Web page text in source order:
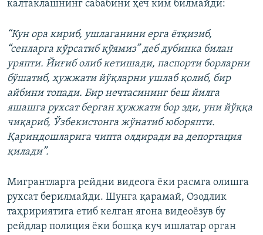
калтаклашнинг сабабини ҳеч ким билмайди:
“Кун ора кириб, ушлаганини ерга ётқизиб,
“сенларга кўрсатиб қўямиз” деб дубинка билан
уряпти. Йиғиб олиб кетишади, паспорти борларни
бўшатиб, ҳужжати йўқларни ушлаб қолиб, бир
айбини топади. Бир нечтасининг беш йилга
яшашга рухсат берган ҳужжати бор эди, уни йўққа
чиқариб, Ўзбекистонга жўнатиб юборяпти.
Қариндошларига чипта олдиради ва депортация
қилади”.
Мигрантларга рейдни видеога ёки расмга олишга
рухсат берилмайди. Шунга қарамай, Озодлик
таҳририятига етиб келган ягона видеоёзув бу
рейдлар полиция ёки бошқа куч ишлатар орган